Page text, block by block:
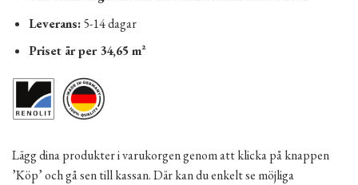
Leverans:5-14 dagar
Priset är per 34,65 m²
Lägg dina produkter i varukorgen genom att klicka på knappen
’Köp’ och gå sen till kassan. Där kan du enkelt se möjliga